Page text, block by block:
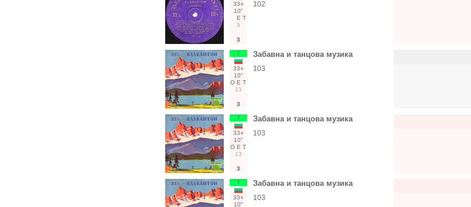
33○
10"
Е Т
9
3
102
Т
33○
10"
О Е Т
13
3
Забавна и танцова музика
103
Т
33○
10"
О Е Т
13
3
Забавна и танцова музика
103
Т
33○
10"
Забавна и танцова музика
103